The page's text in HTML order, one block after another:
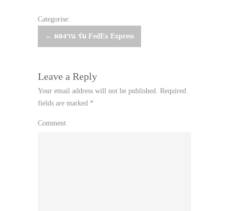
Categorise:
Post
← ผลงาน ร่ม FedEx Express
Leave a Reply
Your email address will not be published. Required
fields are marked *
Comment